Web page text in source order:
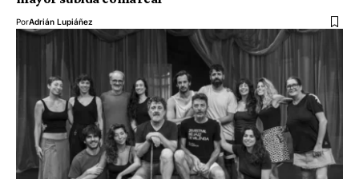
PorAdrián Lupiáñez